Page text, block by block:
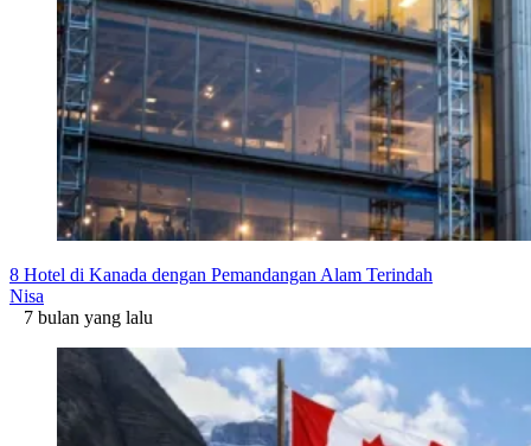
8 Hotel di Kanada dengan Pemandangan Alam Terindah
Nisa
7 bulan yang lalu